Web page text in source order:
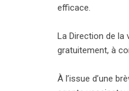
efficace.
La Direction de la
gratuitement, à
À l’issue d’une